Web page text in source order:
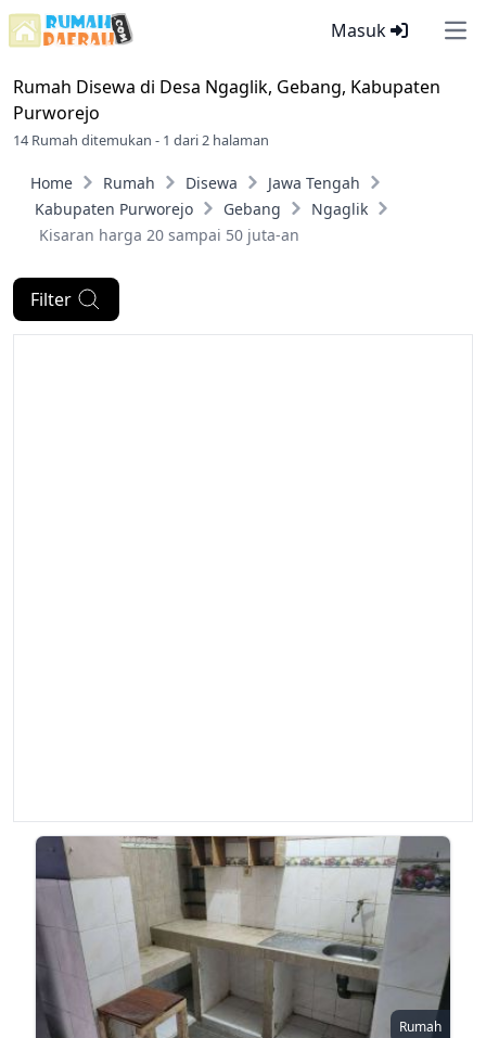
Masuk
Rumah Disewa di Desa Ngaglik, Gebang, Kabupaten
Purworejo
14 Rumah ditemukan - 1 dari 2 halaman
Home Rumah Disewa
Jawa Tengah
Kabupaten Purworejo
Gebang
Ngaglik
Kisaran harga 20 sampai 50 juta-an
Filter
Rumah